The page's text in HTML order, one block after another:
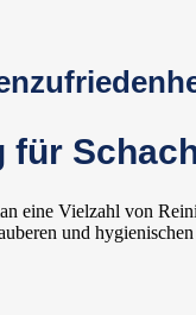
für
eine Vielzahl von
und